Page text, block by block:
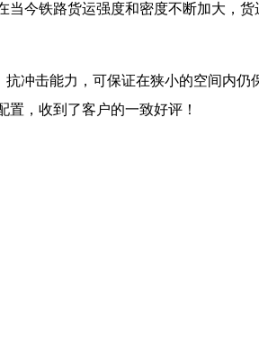
今铁路货运强度和密度不断加大，
冲击能力，可保证在狭小的空间内仍
置，收到了客户的一致好评！